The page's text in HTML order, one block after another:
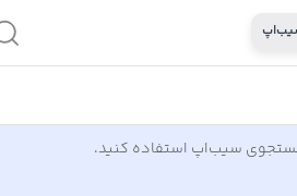
جستجوی سیب‌اپ استفاده کنید.